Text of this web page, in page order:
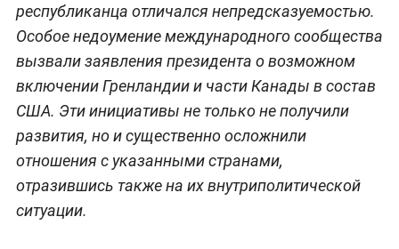
республиканца отличался непредсказуемостью.
Особое недоумение международного сообщества
вызвали заявления президента о возможном
включении Гренландии и части Канады в состав
США. Эти инициативы не только не получили
развития, но и существенно осложнили
отношения с указанными странами,
отразившись также на их внутриполитической
ситуации.